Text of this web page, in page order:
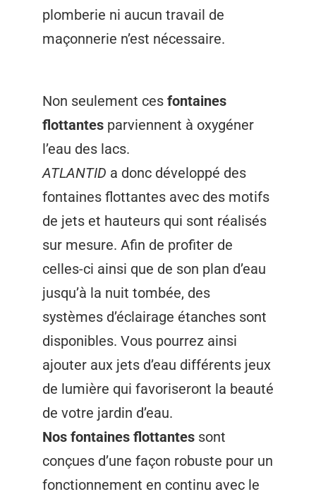
plomberie ni aucun travail de
maçonnerie n’est nécessaire.
Non seulement ces fontaines
flottantes parviennent à oxygéner
l’eau des lacs.
ATLANTID a donc développé des
fontaines flottantes avec des motifs
de jets et hauteurs qui sont réalisés
sur mesure. Afin de profiter de
celles-ci ainsi que de son plan d’eau
jusqu’à la nuit tombée, des
systèmes d’éclairage étanches sont
disponibles. Vous pourrez ainsi
ajouter aux jets d’eau différents jeux
de lumière qui favoriseront la beauté
de votre jardin d’eau.
Nos fontaines flottantes sont
conçues d’une façon robuste pour un
fonctionnement en continu avec le